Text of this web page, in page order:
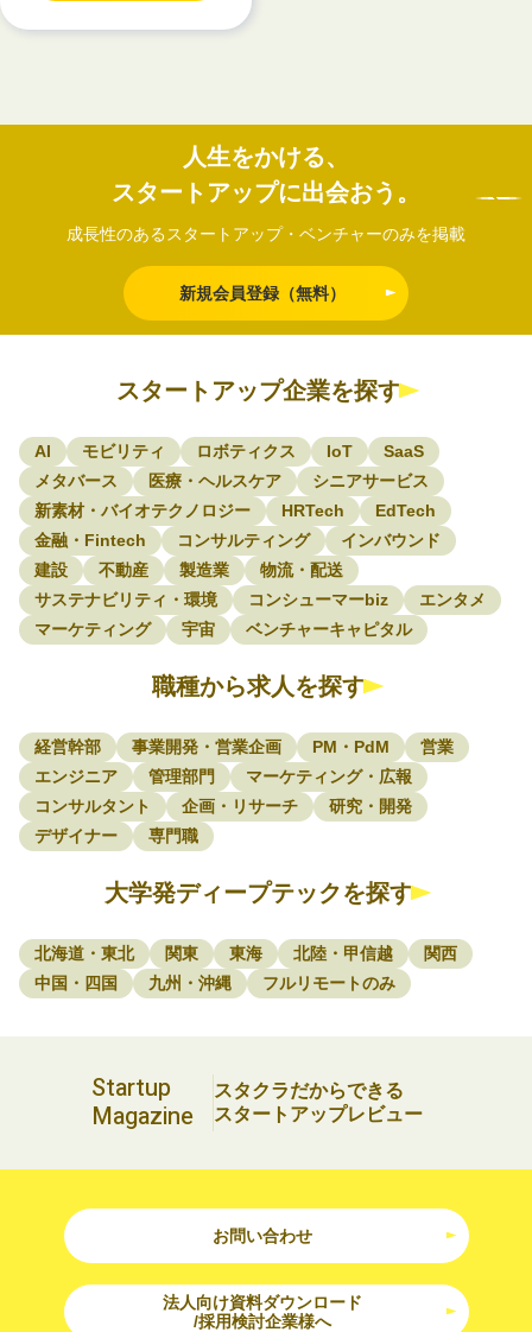
人生をかける、
スタートアップに出会おう。
成長性のあるスタートアップ・ベンチャーのみを掲載
新規会員登録（無料）
スタートアップ企業を探す
AI モビリティ ロボティクス IoT
SaaS
メタバース
医療・ヘルスケア
シニアサービス
新素材・バイオテクノロジー
HRTech
EdTech
金融・Fintech
コンサルティング
インバウンド
建設
不動産 製造業
物流・配送
サステナビリティ・環境
コンシューマーbiz
エンタメ
マーケティング
宇宙 ベンチャーキャピタル
職種から求人を探す
経営幹部 事業開発・営業企画 PM・PdM
営業
エンジニア
管理部門
マーケティング・広報
コンサルタント
企画・リサーチ
研究・開発
デザイナー
専門職
大学発ディープテックを探す
北海道・東北 関東 東海 北陸・甲信越
関西
中国・四国
九州・沖縄 フルリモートのみ
Startup
Magazine
スタクラだからできる
スタートアップレビュー
お問い合わせ
法人向け資料ダウンロード
/採用検討企業様へ